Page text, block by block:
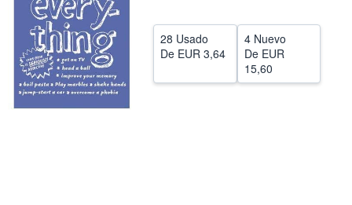
28 Usado
De EUR 3,64
4 Nuevo
De EUR
15,60